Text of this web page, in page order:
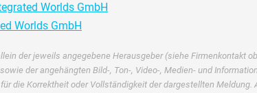
Worlds GmbH
Worlds GmbH
der jeweils angegebene Herausgeber (siehe Firmenkontakt
der angehängten Bild-, Ton-, Video-, Medien- und
die Korrektheit oder Vollständigkeit der dargestellten Meldung.